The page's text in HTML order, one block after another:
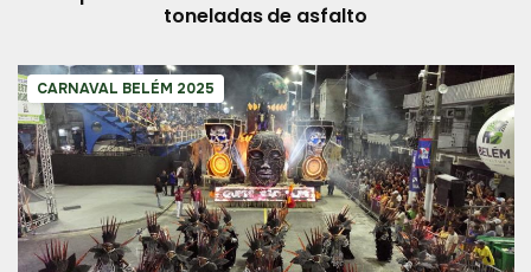
toneladas de asfalto
CARNAVAL BELÉM 2025